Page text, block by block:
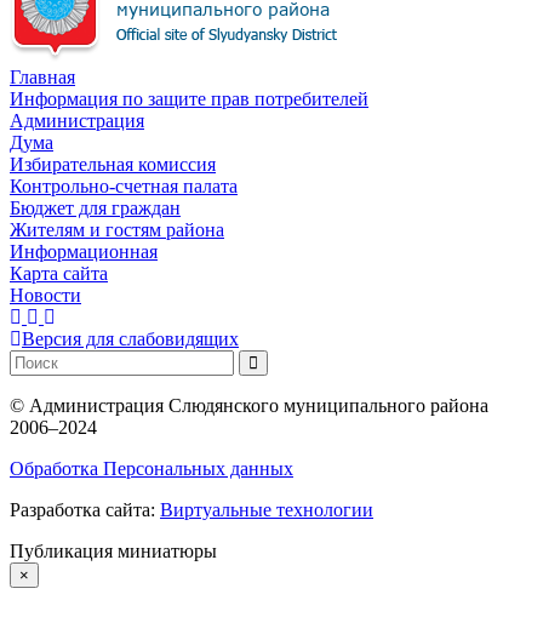
Главная
Информация по защите прав потребителей
Администрация
Дума
Избирательная комиссия
Контрольно-счетная палата
Бюджет для граждан
Жителям и гостям района
Информационная
Карта сайта
Новости
Версия для слабовидящих
© Администрация Слюдянского муниципального района
2006–2024
Обработка Персональных данных
Разработка сайта: Виртуальные технологии
Публикация миниатюры
×